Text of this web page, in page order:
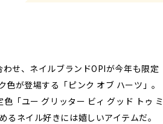
せ、ネイルブランドOPIが今年も限定
が登場する「ピンク オブ ハーツ」。
「ユー グリッター ビィ グッド トゥ ミ
ネイル好きには嬉しいアイテムだ。